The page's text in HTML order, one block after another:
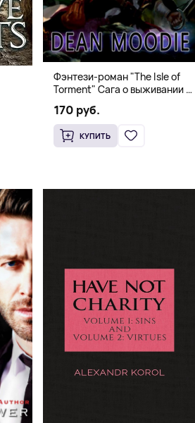
Фэнтези-роман "The Isle of
Torment" Сага о выживании и
170 руб.
КУПИТЬ